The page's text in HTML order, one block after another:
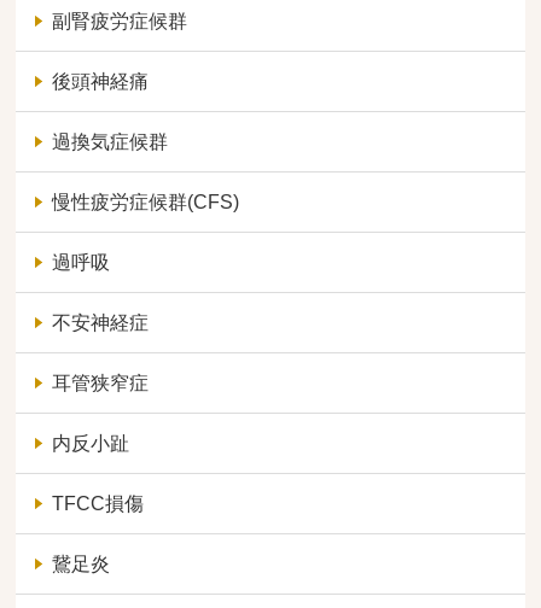
副腎疲労症候群
後頭神経痛
過換気症候群
慢性疲労症候群(CFS)
過呼吸
不安神経症
耳管狭窄症
内反小趾
TFCC損傷
鵞足炎